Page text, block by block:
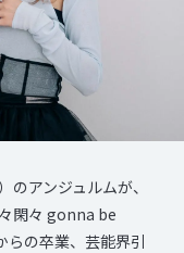
アンジュルムが、
閑々 gonna be
の卒業、芸能界引